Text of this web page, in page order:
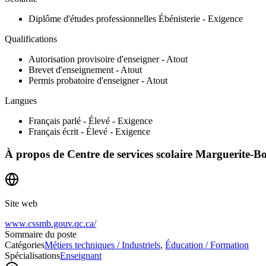
Diplôme d'études professionnelles Ébénisterie - Exigence
Qualifications
Autorisation provisoire d'enseigner - Atout
Brevet d'enseignement - Atout
Permis probatoire d'enseigner - Atout
Langues
Français parlé - Élevé - Exigence
Français écrit - Élevé - Exigence
À propos de Centre de services scolaire Marguerite-
Site web
www.cssmb.gouv.qc.ca/
Sommaire du poste
CatégoriesMétiers techniques / Industriels, Éducation / Formation
SpécialisationsEnseignant